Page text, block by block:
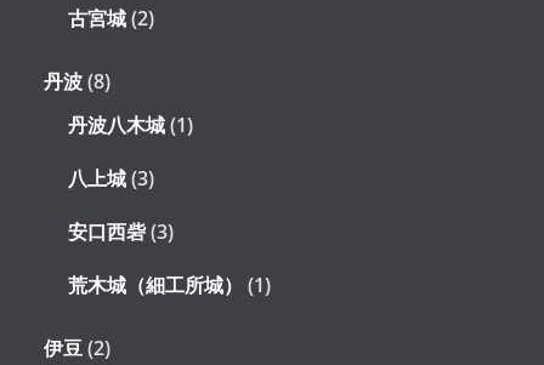
古宮城(2)
丹波(8)
丹波八木城(1)
八上城(3)
安口西砦(3)
荒木城（細工所城） (1)
伊豆(2)